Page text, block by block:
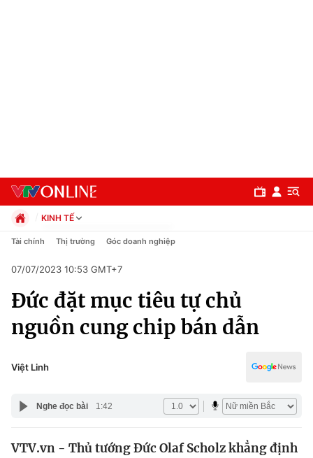
Chuyên mục
Chính trị
Pháp luật
KINH TẾ
Chính trị
Pháp luật
Kinh tế
Thể thao
Truyền hình
Y tế
Công nghệ
Tài chính Thị trường Góc doanh nghiệp
07/07/2023 10:53 GMT+7
Đức đặt mục tiêu tự chủ
nguồn cung chip bán dẫn
Việt Linh
Nghe đọc bài 1:42
VTV.vn - Thủ tướng Đức Olaf Scholz khẳng định